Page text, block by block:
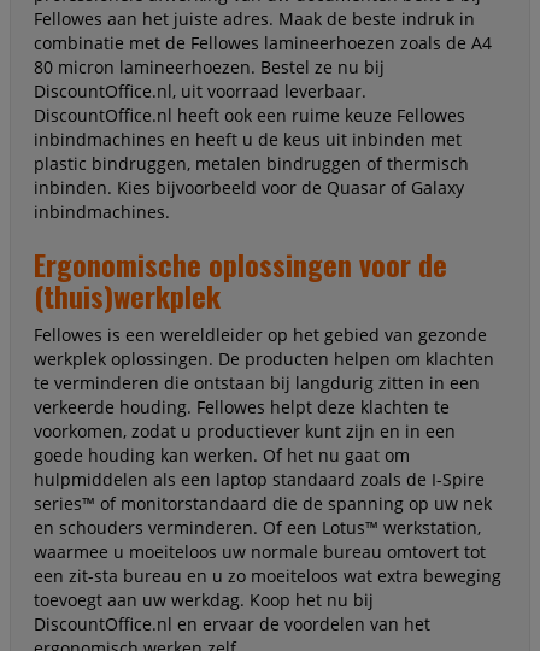
Fellowes aan het juiste adres. Maak de beste indruk in
combinatie met de Fellowes lamineerhoezen zoals de A4
80 micron lamineerhoezen. Bestel ze nu bij
DiscountOffice.nl, uit voorraad leverbaar.
DiscountOffice.nl heeft ook een ruime keuze Fellowes
inbindmachines en heeft u de keus uit inbinden met
plastic bindruggen, metalen bindruggen of thermisch
inbinden. Kies bijvoorbeeld voor de Quasar of Galaxy
inbindmachines.
Ergonomische oplossingen voor de
(thuis)werkplek
Fellowes is een wereldleider op het gebied van gezonde
werkplek oplossingen. De producten helpen om klachten
te verminderen die ontstaan bij langdurig zitten in een
verkeerde houding. Fellowes helpt deze klachten te
voorkomen, zodat u productiever kunt zijn en in een
goede houding kan werken. Of het nu gaat om
hulpmiddelen als een laptop standaard zoals de I-Spire
series™ of monitorstandaard die de spanning op uw nek
en schouders verminderen. Of een Lotus™ werkstation,
waarmee u moeiteloos uw normale bureau omtovert tot
een zit-sta bureau en u zo moeiteloos wat extra beweging
toevoegt aan uw werkdag. Koop het nu bij
DiscountOffice.nl en ervaar de voordelen van het